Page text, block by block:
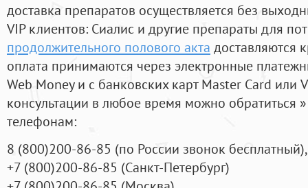
доставка препаратов осуществляется без
VIP клиентов: Сиалис и другие препараты для
продолжительного полового акта доставляются
оплата принимаются через электронные
Web Money и с банковских карт Master Card или
консультации в любое время можно обратиться
телефонам:
8 (800)200-86-85 (по России звонок бесплатный),
+7 (800)200-86-85 (Санкт-Петербург)